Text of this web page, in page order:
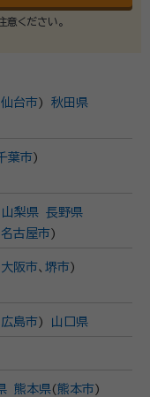
ください。
仙台市)
秋田県
葉市)
山梨県 長野県
名古屋市)
大阪市、 堺市)
広島市) 山口県
熊本県(熊本市)